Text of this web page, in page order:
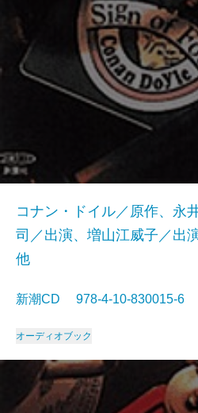
コナン・ドイル／原作、永
司／出演、増山江威子／出
他
新潮CD 978-4-10-830015-
オーディオブック